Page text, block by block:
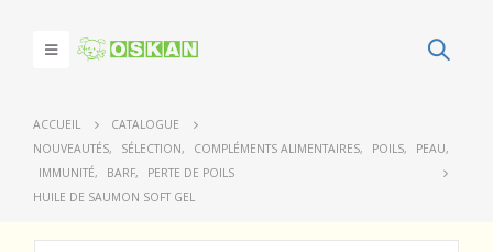
ACCUEIL
CATALOGUE
NOUVEAUTÉS, SÉLECTION, COMPLÉMENTS ALIMENTAIRES, POILS, PEAU,
IMMUNITÉ, BARF,
PERTE DE POILS
HUILE DE SAUMON SOFT GEL